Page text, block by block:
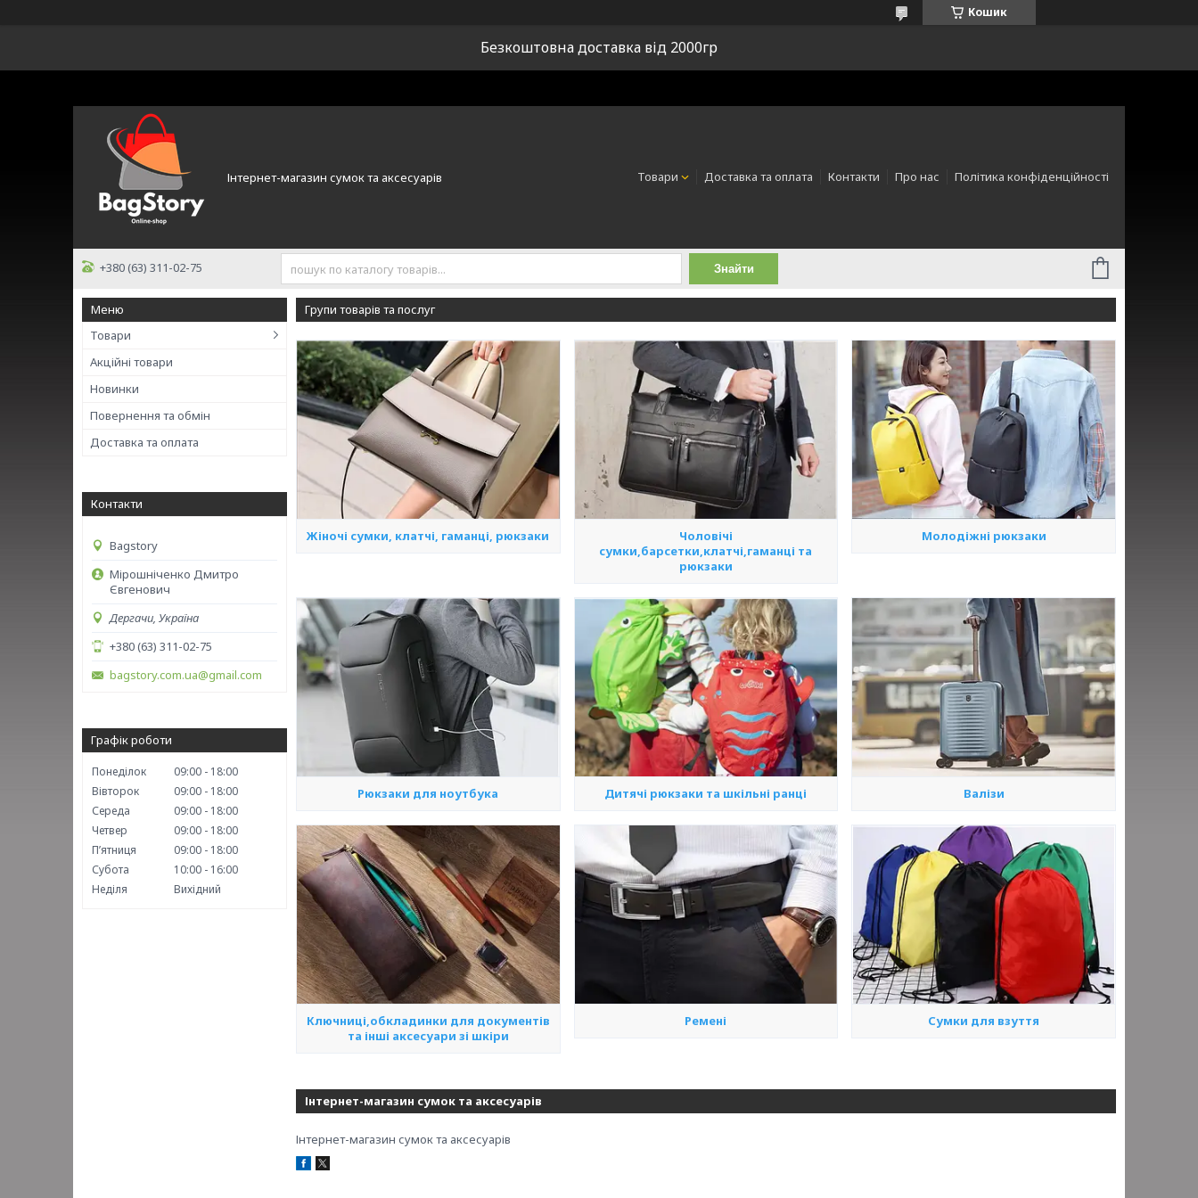
Кошик
Безкоштовна доставка від 2000гр
Інтернет-магазин сумок та аксесуарів Товари Доставка та оплата Контакти Про нас Політика конфіденційності
+380 (63) 311-02-75 Знайти
Товари
Акційні товари
Новинки
Повернення та обмін
Доставка та оплата
Контакти
Bagstory
Мірошніченко Дмитро
Євгенович
Дергачи, Україна
+380 (63) 311-02-75
bagstory.com.ua@gmail.com
Графік роботи
Понеділок 09:00
18:00
Вівторок
09:00
18:00
Середа
09:00
18:00
Четвер
09:00
18:00
Пʼятниця
09:00
18:00
Субота
10:00
16:00
Неділя
Вихідний
Групи товарів та послуг
Жіночі сумки, клатчі, гаманці, рюкзаки
Чоловічі
сумки,барсетки,клатчі,гаманці та
рюкзаки
Молодіжні рюкзаки
Рюкзаки для ноутбука Дитячі рюкзаки та шкільні ранці Валізи
Ключниці,обкладинки для документів
та інші аксесуари зі шкіри
Ремені Сумки для взуття
Інтернет-магазин сумок та аксесуарів
Інтернет-магазин сумок та аксесуарів